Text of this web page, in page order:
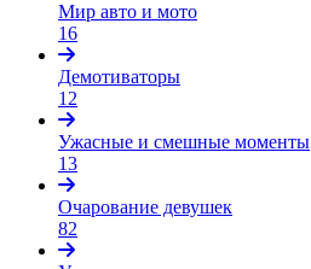
Мир авто и мото
16
Демотиваторы
12
Ужасные и смешные моменты
13
Очарование девушек
82